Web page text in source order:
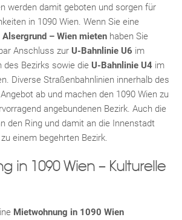
KLIS
werden damit geboten und sorgen für
in 1090 Wien. Wenn Sie eine
– Wien mieten haben Sie
Anschluss zur U-Bahnlinie U6 im
des Bezirks sowie die U-Bahnlinie U4 im
Diverse Straßenbahnlinien innerhalb des
ab und machen den 1090 Wien zu
angebundenen Bezirk. Auch die
den Ring und damit an die Innenstadt
einem begehrten Bezirk.
in 1090 Wien – Kulturelle
Mietwohnung in 1090 Wien